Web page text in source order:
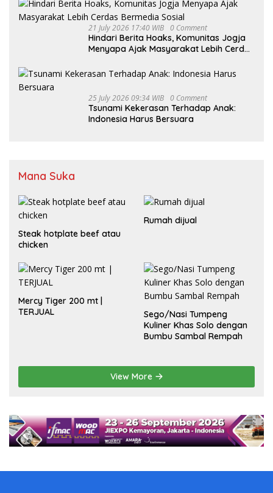
21 July 2026 17:40 WIB 0 Comment
Hindari Berita Hoaks, Komunitas Jogja
Menyapa Ajak Masyarakat Lebih Cerdas
25 July 2026 09:34 WIB 0 Comment
Tsunami Kekerasan Terhadap Anak:
Indonesia Harus Bersuara
Mana Suka
Steak hotplate beef atau
chicken
Rumah dijual
Mercy Tiger 200 mt |
TERJUAL
Sego/Nasi Tumpeng
Kuliner Khas Solo dengan
Bumbu Sambal Rempah
View More